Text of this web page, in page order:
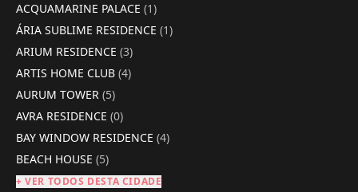
ACQUAMARINE PALACE (1)
ÁRIA SUBLIME RESIDENCE (1)
ARIUM RESIDENCE (3)
ARTIS HOME CLUB (4)
AURUM TOWER (5)
AVRA RESIDENCE (0)
BAY WINDOW RESIDENCE (4)
BEACH HOUSE (5)
+ VER TODOS DESTA CIDADE